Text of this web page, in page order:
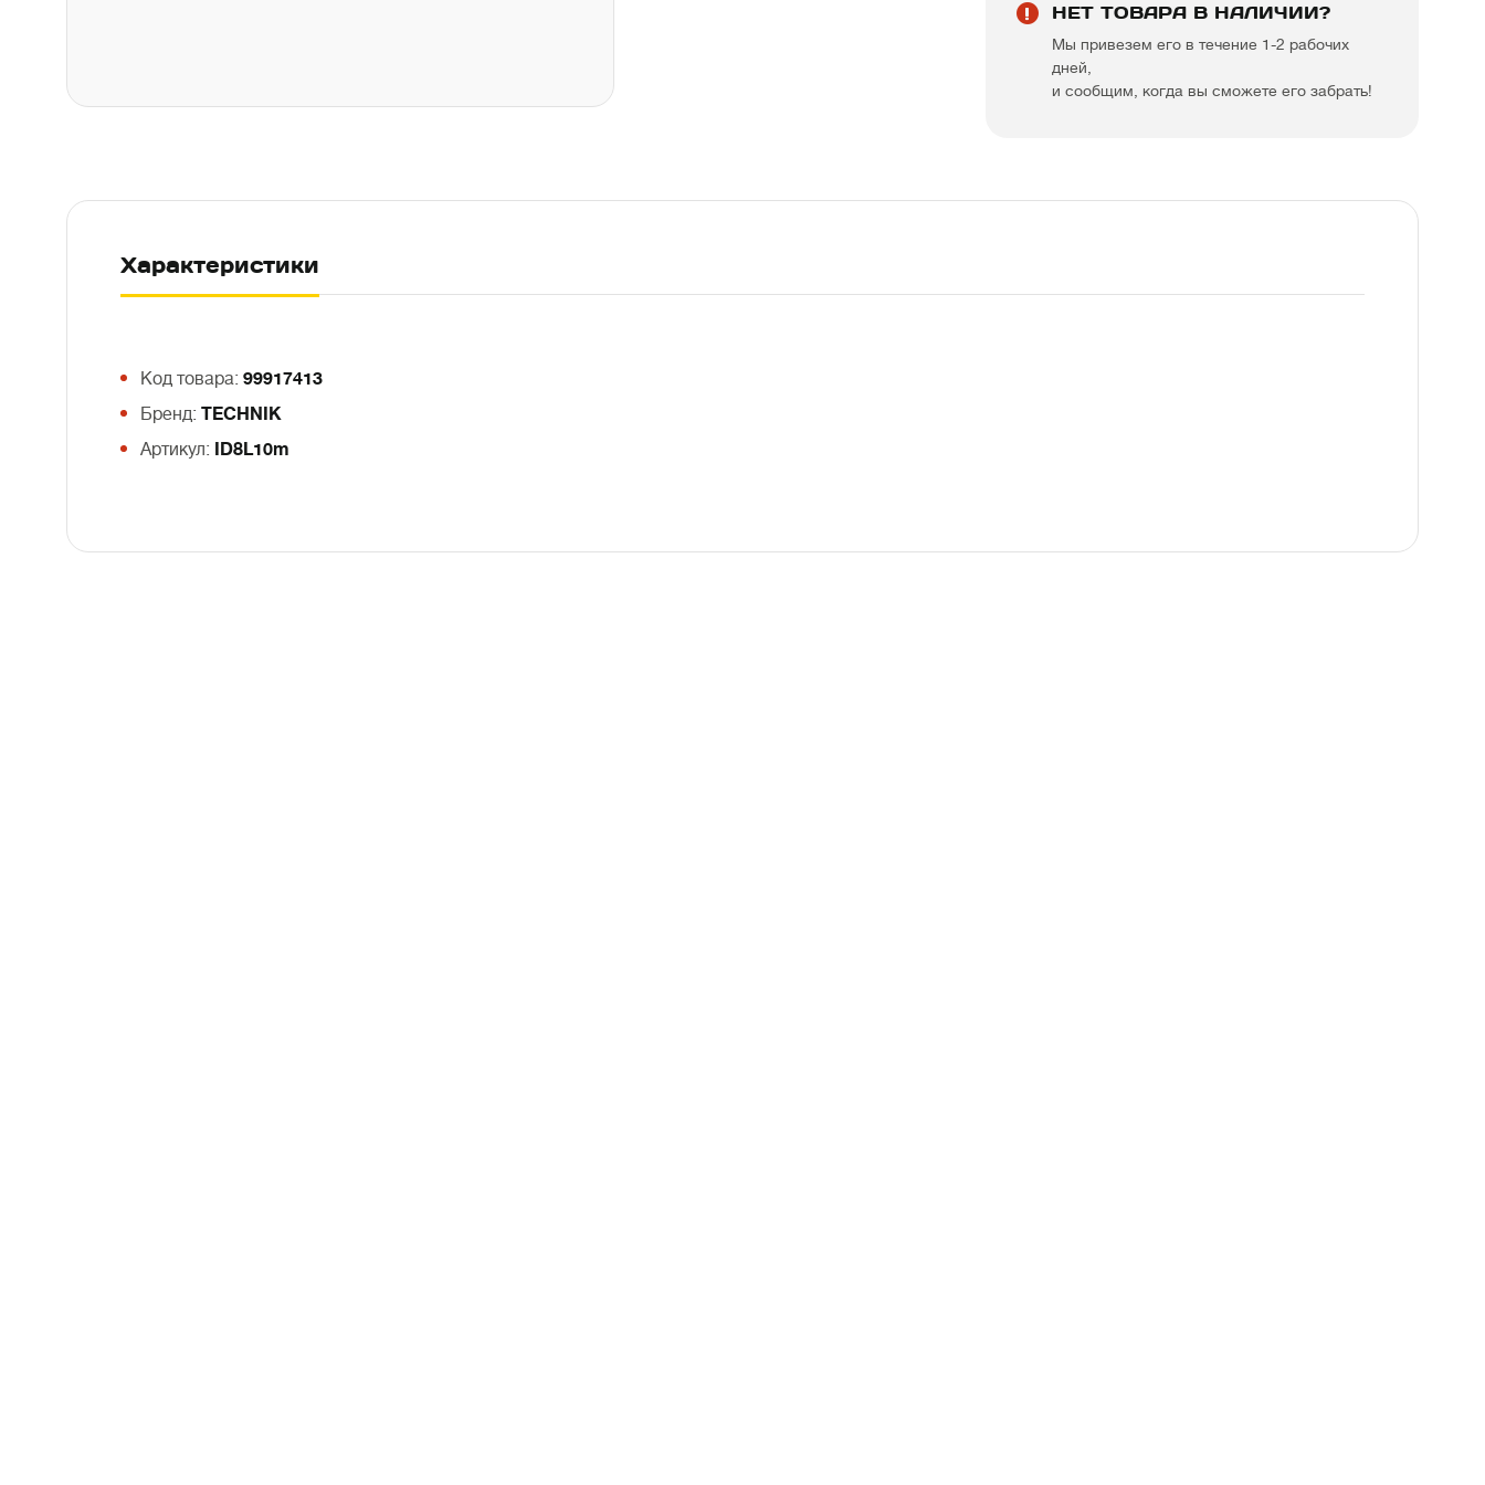
НЕТ ТОВАРА В НАЛИЧИИ?
Мы привезем его в течение 1-2 рабочих
дней,
и сообщим, когда вы сможете его забрать!
Характеристики
Код товара: 99917413
Бренд: TECHNIK
Артикул:
ID8L10m